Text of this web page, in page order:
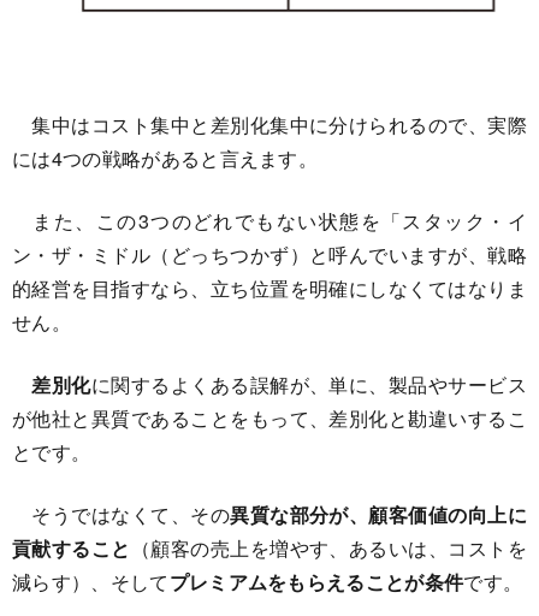
集中はコスト集中と差別化集中に分けられるので、実際
には4つの戦略があると言えます。
また、この3つのどれでもない状態を「スタック・イ
ン・ザ・ミドル（どっちつかず）と呼んでいますが、戦略
的経営を目指すなら、立ち位置を明確にしなくてはなりま
せん。
差別化に関するよくある誤解が、単に、製品やサービス
が他社と異質であることをもって、差別化と勘違いするこ
とです。
そうではなくて、その異質な部分が、顧客価値の向上に
貢献すること （顧客の売上を増やす、あるいは、コストを
減らす）、そしてプレミアムをもらえることが条件です。